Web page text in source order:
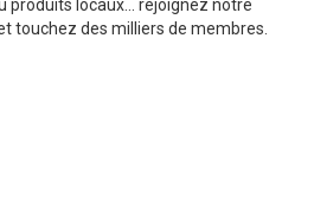
produits locaux... rejoignez notre
touchez des milliers de membres.